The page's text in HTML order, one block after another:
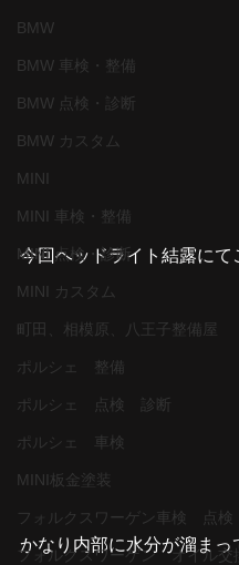
BMW
BMW 車検・整備
BMW 点検・診断
BMW カスタム
MINI
MINI 車検・整備
MINI 点検・診断
MINI カスタム
町田、相模原、八王子整備屋
ポルシェ 整備
ポルシェ 点検 診断
ポルシェ 車検
MINI板金塗装
フォルクスワーゲン車検 点検
フォルクスワーゲン オイル交
今回ヘッドライト結露にて
かなり内部に水分が溜まっ